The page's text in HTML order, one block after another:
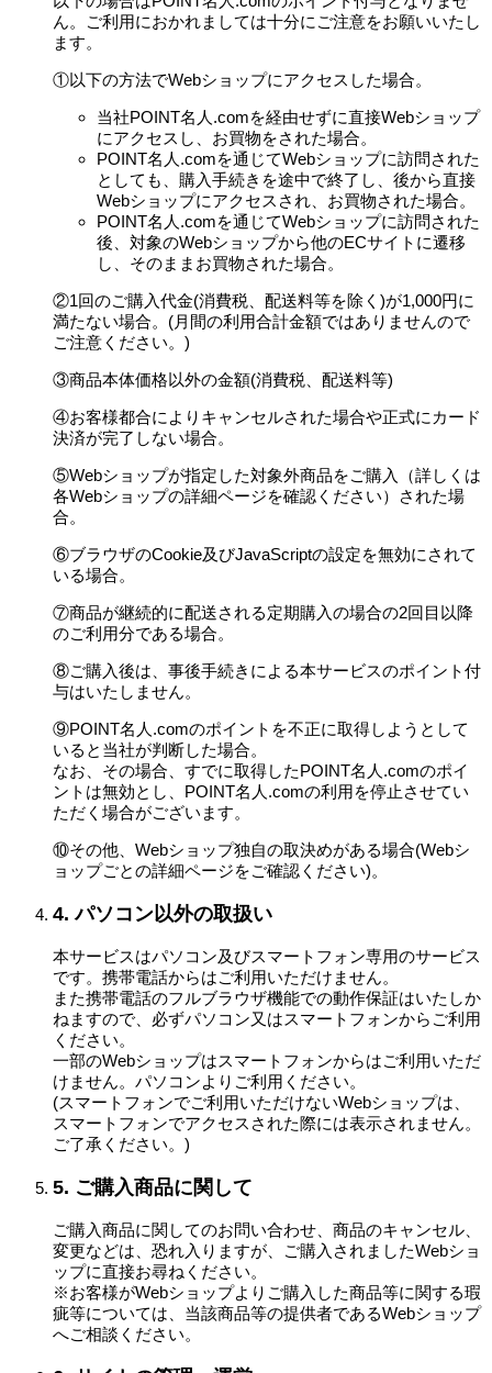
ん。ご利用におかれましては十分にご注意をお願いいたし
ます。
①以下の方法でWebショップにアクセスした場合。
当社POINT名人.comを経由せずに直接Webショップ
にアクセスし、お買物をされた場合。
POINT名人.comを通じてWebショップに訪問された
としても、購入手続きを途中で終了し、後から直接
Webショップにアクセスされ、お買物された場合。
POINT名人.comを通じてWebショップに訪問された
後、対象のWebショップから他のECサイトに遷移
し、そのままお買物された場合。
②1回のご購入代金(消費税、配送料等を除く)が1,000円に
満たない場合。(月間の利用合計金額ではありませんので
ご注意ください。)
③商品本体価格以外の金額(消費税、配送料等)
④お客様都合によりキャンセルされた場合や正式にカード
決済が完了しない場合。
⑤Webショップが指定した対象外商品をご購入（詳しくは
各Webショップの詳細ページを確認ください）された場
合。
⑥ブラウザのCookie及びJavaScriptの設定を無効にされて
いる場合。
⑦商品が継続的に配送される定期購入の場合の2回目以降
のご利用分である場合。
⑧ご購入後は、事後手続きによる本サービスのポイント付
与はいたしません。
⑨POINT名人.comのポイントを不正に取得しようとして
いると当社が判断した場合。
なお、その場合、すでに取得したPOINT名人.comのポイ
ントは無効とし、POINT名人.comの利用を停止させてい
ただく場合がございます。
⑩その他、Webショップ独自の取決めがある場合(Webシ
ョップごとの詳細ページをご確認ください)。
4. パソコン以外の取扱い
本サービスはパソコン及びスマートフォン専用のサービス
です。携帯電話からはご利用いただけません。
また携帯電話のフルブラウザ機能での動作保証はいたしか
ねますので、必ずパソコン又はスマートフォンからご利用
ください。
一部のWebショップはスマートフォンからはご利用いただ
けません。パソコンよりご利用ください。
(スマートフォンでご利用いただけないWebショップは、
スマートフォンでアクセスされた際には表示されません。
ご了承ください。)
5. ご購入商品に関して
ご購入商品に関してのお問い合わせ、商品のキャンセル、
変更などは、恐れ入りますが、ご購入されましたWebショ
ップに直接お尋ねください。
※お客様がWebショップよりご購入した商品等に関する瑕
疵等については、当該商品等の提供者であるWebショップ
へご相談ください。